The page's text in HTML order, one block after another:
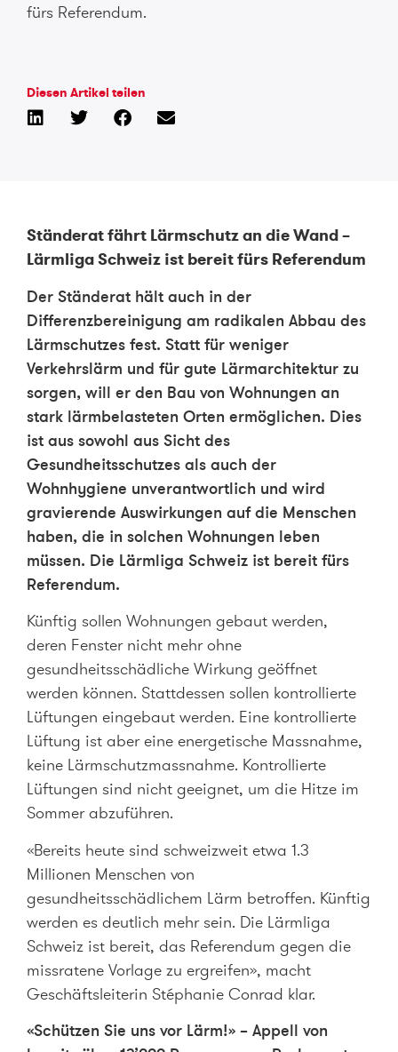
fürs Referendum.
Diesen Artikel teilen
Ständerat fährt Lärmschutz an die Wand –
Lärmliga Schweiz ist bereit fürs Referendum
Der Ständerat hält auch in der
Differenzbereinigung am radikalen Abbau des
Lärmschutzes fest. Statt für weniger
Verkehrslärm und für gute Lärmarchitektur zu
sorgen, will er den Bau von Wohnungen an
stark lärmbelasteten Orten ermöglichen. Dies
ist aus sowohl aus Sicht des
Gesundheitsschutzes als auch der
Wohnhygiene unverantwortlich und wird
gravierende Auswirkungen auf die Menschen
haben, die in solchen Wohnungen leben
müssen. Die Lärmliga Schweiz ist bereit fürs
Referendum.
Künftig sollen Wohnungen gebaut werden,
deren Fenster nicht mehr ohne
gesundheitsschädliche Wirkung geöffnet
werden können. Stattdessen sollen kontrollierte
Lüftungen eingebaut werden. Eine kontrollierte
Lüftung ist aber eine energetische Massnahme,
keine Lärmschutzmassnahme. Kontrollierte
Lüftungen sind nicht geeignet, um die Hitze im
Sommer abzuführen.
«Bereits heute sind schweizweit etwa 1.3
Millionen Menschen von
gesundheitsschädlichem Lärm betroffen. Künftig
werden es deutlich mehr sein. Die Lärmliga
Schweiz ist bereit, das Referendum gegen die
missratene Vorlage zu ergreifen», macht
Geschäftsleiterin Stéphanie Conrad klar.
«Schützen Sie uns vor Lärm!» – Appell von